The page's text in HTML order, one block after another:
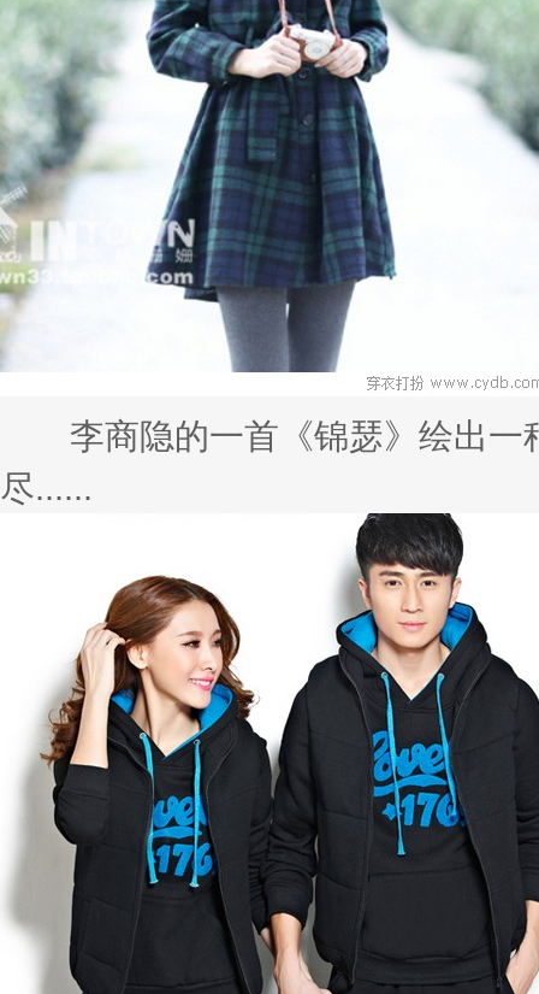
李商隐的一首《锦瑟》绘出一
尽......